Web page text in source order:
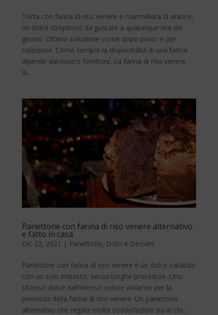
Torta con farina di riso venere e marmellata di arance,
un dolce strepitoso da gustare a qualunque ora del
giorno. Ottima soluzione come dopo pasto e per
colazione. Come sempre la disponibilità di una farina
dipende dal nostro fornitore. La farina di riso venere
la...
Panettone con farina di riso venere alternativo
e fatto in casa
Dic 22, 2021 | Panettone, Dolci e Dessert
Panettone con farina di riso venere è un dolce natalizio
con un solo impasto, senza lunghe procedure. Uno
sfizioso dolce dall’intenso colore violaceo per la
presenza della farina di riso venere. Un panettone
alternativo che regala molte soddisfazioni sia in chi...